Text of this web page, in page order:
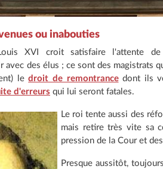
ou inabouties
XVI croit satisfaire l'attente
avec des élus ; ce sont des magistrats
ledroit de remontrancedont ils
d'erreurs qui lui seront fatales.
Le roi tente aussi des
mais retire très vite sa
pression de la Cour et
Presque aussitôt,